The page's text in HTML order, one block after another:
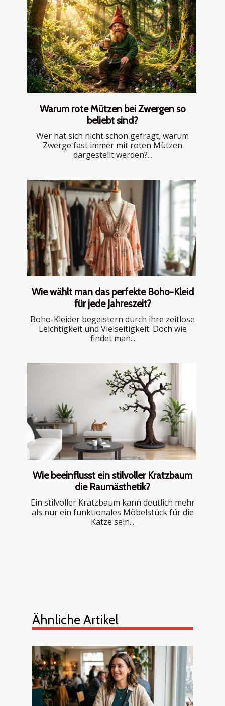
Warum rote Mützen bei Zwergen so
beliebt sind?
Wer hat sich nicht schon gefragt, warum
Zwerge fast immer mit roten Mützen
dargestellt werden?...
Wie wählt man das perfekte Boho-Kleid
für jede Jahreszeit?
Boho-Kleider begeistern durch ihre zeitlose
Leichtigkeit und Vielseitigkeit. Doch wie
findet man...
Wie beeinflusst ein stilvoller Kratzbaum
die Raumästhetik?
Ein stilvoller Kratzbaum kann deutlich mehr
als nur ein funktionales Möbelstück für die
Katze sein...
Ähnliche Artikel